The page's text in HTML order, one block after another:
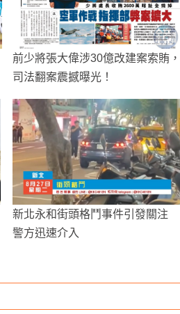
前少將張大偉涉30億改建案索賄，
司法翻案震撼曝光！
新北永和街頭格鬥事件引發關注
警方迅速介入